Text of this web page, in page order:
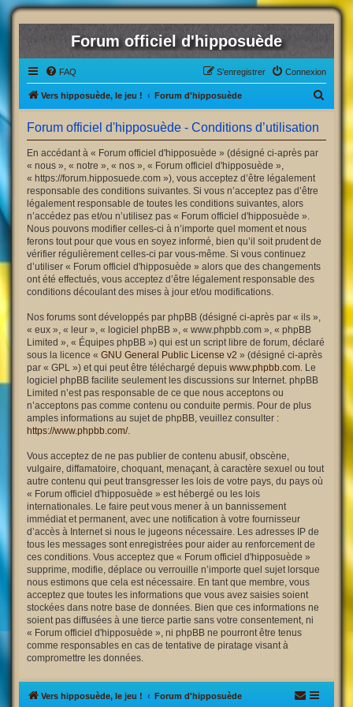
Forum officiel d'hipposuède
FAQ Connexion
S’enregistrer
Vers hipposuède, le jeu ! Forum d'hipposuède
Forum officiel d'hipposuède - Conditions d’utilisation
En accédant à « Forum officiel d'hipposuède » (désigné ci-après par
« nous », « notre », « nos », « Forum officiel d'hipposuède »,
« https://forum.hipposuede.com »), vous acceptez d’être légalement
responsable des conditions suivantes. Si vous n’acceptez pas d’être
légalement responsable de toutes les conditions suivantes, alors
n’accédez pas et/ou n’utilisez pas « Forum officiel d'hipposuède ».
Nous pouvons modifier celles-ci à n’importe quel moment et nous
ferons tout pour que vous en soyez informé, bien qu’il soit prudent de
vérifier régulièrement celles-ci par vous-même. Si vous continuez
d’utiliser « Forum officiel d'hipposuède » alors que des changements
ont été effectués, vous acceptez d’être légalement responsable des
conditions découlant des mises à jour et/ou modifications.
Nos forums sont développés par phpBB (désigné ci-après par « ils »,
« eux », « leur », « logiciel phpBB », « www.phpbb.com », « phpBB
Limited », « Équipes phpBB ») qui est un script libre de forum, déclaré
sous la licence « GNU General Public License v2 » (désigné ci-après
par « GPL ») et qui peut être téléchargé depuis www.phpbb.com. Le
logiciel phpBB facilite seulement les discussions sur Internet. phpBB
Limited n’est pas responsable de ce que nous acceptons ou
n’acceptons pas comme contenu ou conduite permis. Pour de plus
amples informations au sujet de phpBB, veuillez consulter :
https://www.phpbb.com/.
Vous acceptez de ne pas publier de contenu abusif, obscène,
vulgaire, diffamatoire, choquant, menaçant, à caractère sexuel ou tout
autre contenu qui peut transgresser les lois de votre pays, du pays où
« Forum officiel d'hipposuède » est hébergé ou les lois
internationales. Le faire peut vous mener à un bannissement
immédiat et permanent, avec une notification à votre fournisseur
d’accès à Internet si nous le jugeons nécessaire. Les adresses IP de
tous les messages sont enregistrées pour aider au renforcement de
ces conditions. Vous acceptez que « Forum officiel d'hipposuède »
supprime, modifie, déplace ou verrouille n’importe quel sujet lorsque
nous estimons que cela est nécessaire. En tant que membre, vous
acceptez que toutes les informations que vous avez saisies soient
stockées dans notre base de données. Bien que ces informations ne
soient pas diffusées à une tierce partie sans votre consentement, ni
« Forum officiel d'hipposuède », ni phpBB ne pourront être tenus
comme responsables en cas de tentative de piratage visant à
compromettre les données.
Vers hipposuède, le jeu ! Forum d'hipposuède